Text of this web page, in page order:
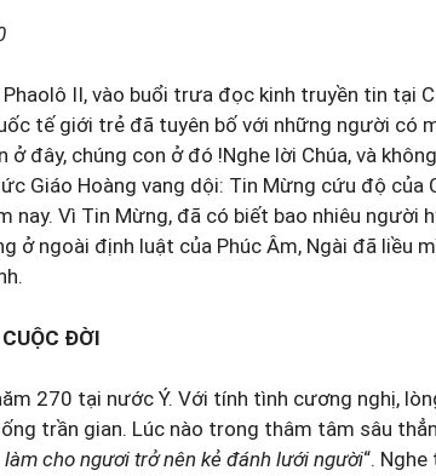
II, vào buổi trưa đọc kinh truyền tin tại
tế giới trẻ đã tuyên bố với những người có
ở đây, chúng con ở đó !Nghe lời Chúa, và
Giáo Hoàng vang dội: Tin Mừng cứu độ của
nay. Vì Tin Mừng, đã có biết bao nhiêu người
ở ngoài định luật của Phúc Âm, Ngài đã liều
ÐỜI
270 tại nước Ý. Với tính tình cương nghị,
trần gian. Lúc nào trong thâm tâm sâu
làm cho ngươi trở nên kẻ đánh lưới người“.